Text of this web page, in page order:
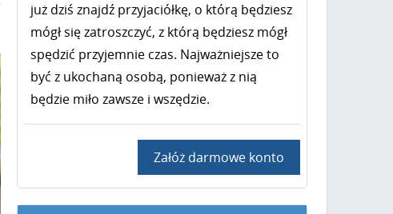
już dziś znajdź przyjaciółkę, o którą będziesz
mógł się zatroszczyć, z którą będziesz mógł
spędzić przyjemnie czas. Najważniejsze to
być z ukochaną osobą, ponieważ z nią
będzie miło zawsze i wszędzie.
Załóż darmowe konto